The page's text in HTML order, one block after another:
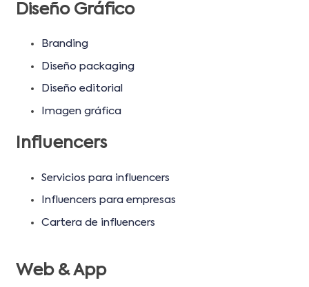
Diseño Gráfico
Branding
Diseño packaging
Diseño editorial
Imagen gráfica
Influencers
Servicios para influencers
Influencers para empresas
Cartera de influencers
Web & App